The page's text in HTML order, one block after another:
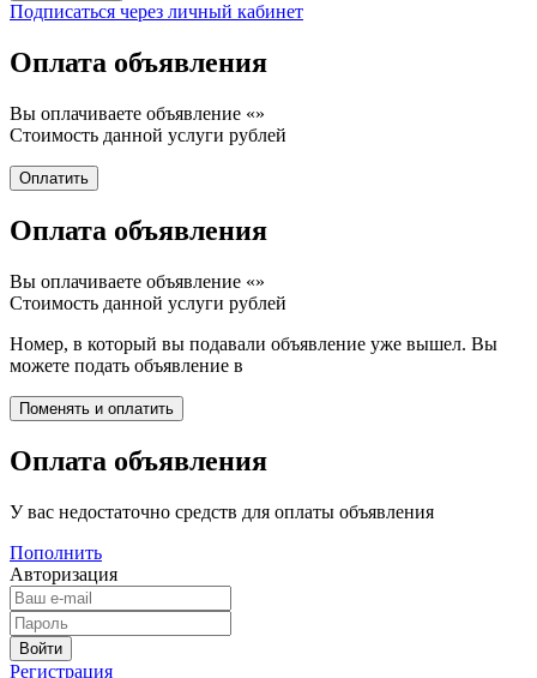
Подписаться через личный кабинет
Оплата объявления
Вы оплачиваете объявление «»
Стоимость данной услуги рублей
Оплата объявления
Вы оплачиваете объявление «»
Стоимость данной услуги рублей
Номер, в который вы подавали объявление уже вышел. Вы
можете подать объявление в
Оплата объявления
У вас недостаточно средств для оплаты объявления
Пополнить
Авторизация
Регистрация